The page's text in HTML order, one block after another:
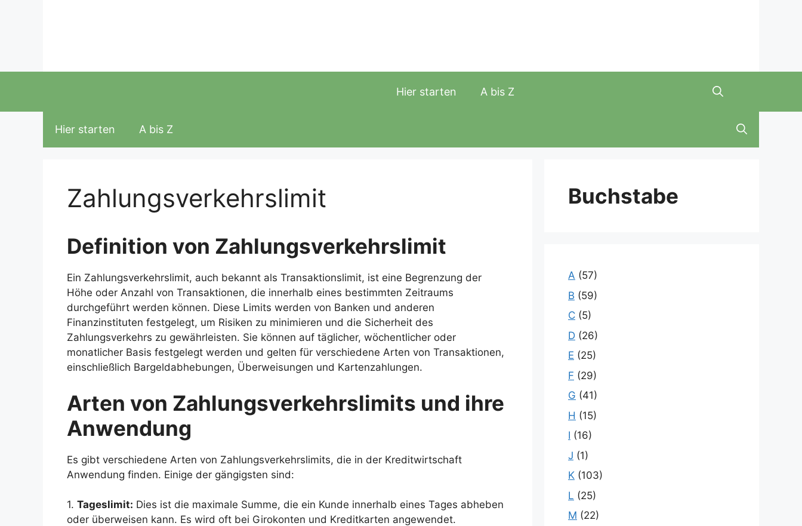
Hier starten A bis Z
Hier starten A bis Z
Zahlungsverkehrslimit
Definition von Zahlungsverkehrslimit
Ein Zahlungsverkehrslimit, auch bekannt als Transaktionslimit, ist eine Begrenzung der
Höhe oder Anzahl von Transaktionen, die innerhalb eines bestimmten Zeitraums
durchgeführt werden können. Diese Limits werden von Banken und anderen
Finanzinstituten festgelegt, um Risiken zu minimieren und die Sicherheit des
Zahlungsverkehrs zu gewährleisten. Sie können auf täglicher, wöchentlicher oder
monatlicher Basis festgelegt werden und gelten für verschiedene Arten von Transaktionen,
einschließlich Bargeldabhebungen, Überweisungen und Kartenzahlungen.
Arten von Zahlungsverkehrslimits und ihre
Anwendung
Es gibt verschiedene Arten von Zahlungsverkehrslimits, die in der Kreditwirtschaft
Anwendung finden. Einige der gängigsten sind:
1. Tageslimit: Dies ist die maximale Summe, die ein Kunde innerhalb eines Tages abheben
oder überweisen kann. Es wird oft bei Girokonten und Kreditkarten angewendet.
Buchstabe
A (57)
B (59)
C (5)
D (26)
E (25)
F (29)
G (41)
H (15)
I (16)
J (1)
K (103)
L (25)
M (22)